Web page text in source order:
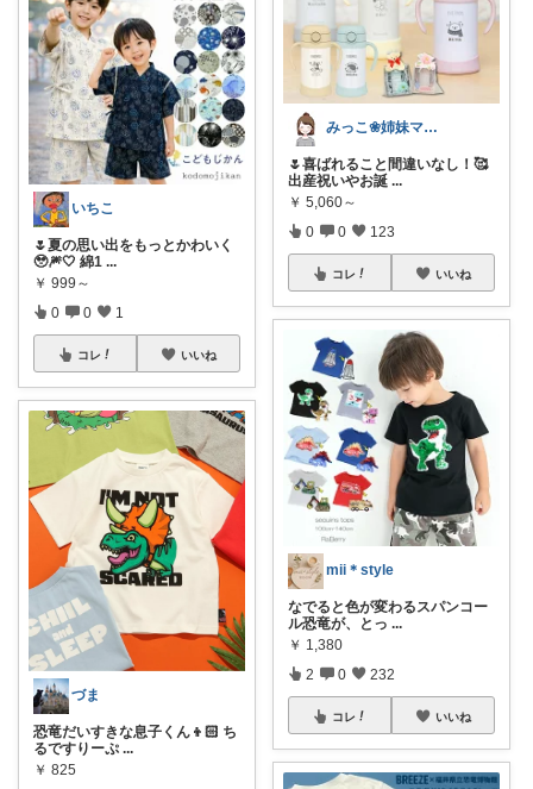
いちこ
🌷夏の思い出をもっとかわいく
🥹🎆🤍 綿1 ...
￥ 999～
0 0 1
コレ いいね
づま
恐竜だいすきな息子くん👦🏻 ち
るですりーぷ ...
￥ 825
みっこ❀姉妹ママ👭
🌷喜ばれること間違いなし！🥰
出産祝いやお誕 ...
￥ 5,060～
0 0 123
コレ いいね
mii＊style
なでると色が変わるスパンコー
ル恐竜が、とっ ...
￥ 1,380
2 0 232
コレ いいね